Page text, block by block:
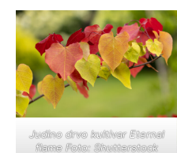
Judino drvo kultivar Eternal
flame Foto: Shutterstock